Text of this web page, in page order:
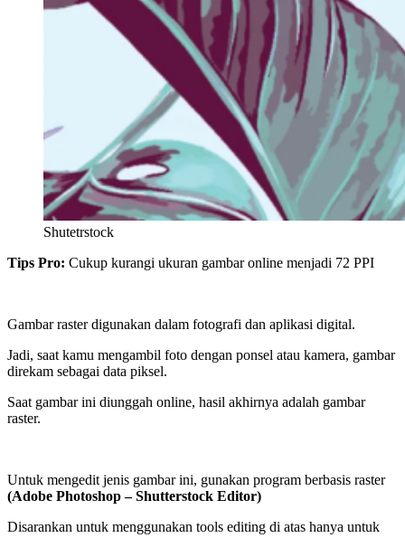
Shutetrstock
Tips Pro: Cukup kurangi ukuran gambar online menjadi 72 PPI
Gambar raster digunakan dalam fotografi dan aplikasi digital.
Jadi, saat kamu mengambil foto dengan ponsel atau kamera, gambar
direkam sebagai data piksel.
Saat gambar ini diunggah online, hasil akhirnya adalah gambar
raster.
Untuk mengedit jenis gambar ini, gunakan program berbasis raster
(Adobe Photoshop – Shutterstock Editor)
Disarankan untuk menggunakan tools editing di atas hanya untuk